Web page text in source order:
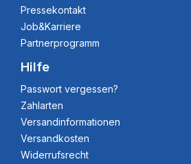
Pressekontakt
Job&Karriere
Partnerprogramm
Hilfe
Passwort vergessen?
Zahlarten
Versandinformationen
Versandkosten
Widerrufsrecht